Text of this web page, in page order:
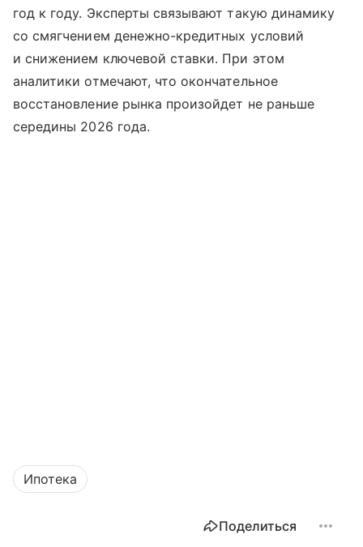
год к году. Эксперты связывают такую динамику
со смягчением денежно-кредитных условий
и снижением ключевой ставки. При этом
аналитики отмечают, что окончательное
восстановление рынка произойдет не раньше
середины 2026 года.
Ипотека
Поделиться